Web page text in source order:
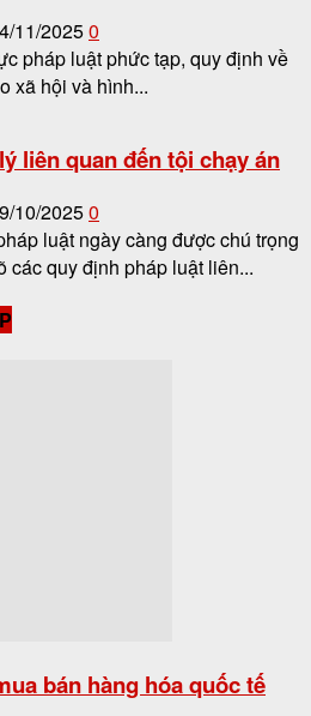
11/20250
pháp luật phức tạp, quy định về
xã hội và hình...
liên quan đến tội chạy án
10/20250
luật ngày càng được chú trọng
các quy định pháp luật liên...
bán hàng hóa quốc tế